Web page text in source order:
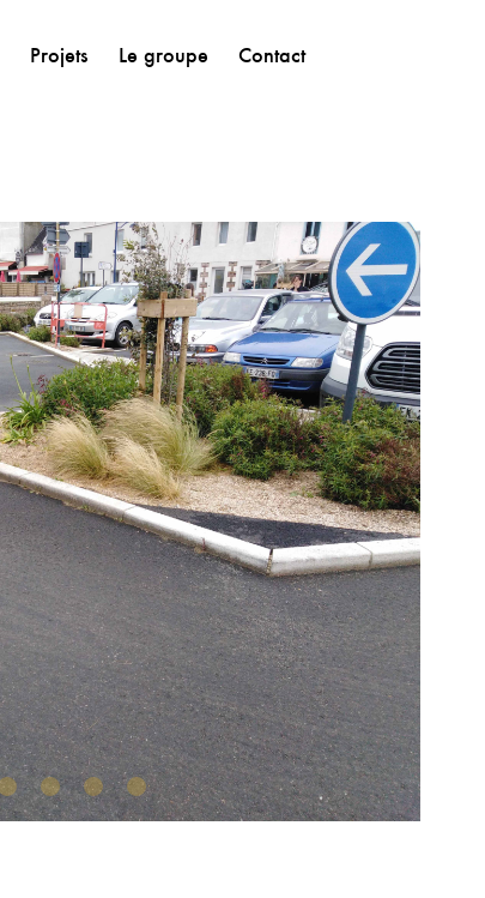
Projets Le groupe Contact
3 4 5 6